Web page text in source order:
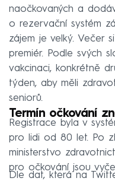
naočkovaných a
o rezervační systém
zájem je velký. Večer
premiér. Podle svých
vakcinaci, konkrétně
týden, aby měli
seniorů.
Termín očkování
Registrace byla v
pro lidi od 80 let. Po
ministerstvo
pro očkování jsou
Dle dat, která na